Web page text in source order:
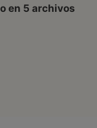
en 5 archivos